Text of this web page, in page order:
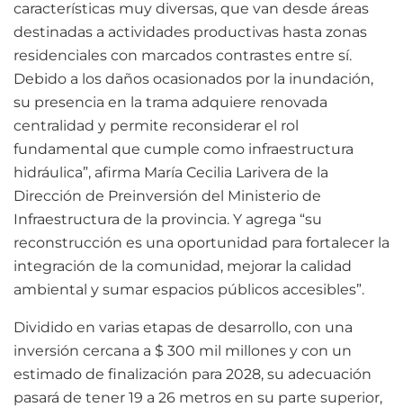
características muy diversas, que van desde áreas
destinadas a actividades productivas hasta zonas
residenciales con marcados contrastes entre sí.
Debido a los daños ocasionados por la inundación,
su presencia en la trama adquiere renovada
centralidad y permite reconsiderar el rol
fundamental que cumple como infraestructura
hidráulica”, afirma María Cecilia Larivera de la
Dirección de Preinversión del Ministerio de
Infraestructura de la provincia. Y agrega “su
reconstrucción es una oportunidad para fortalecer la
integración de la comunidad, mejorar la calidad
ambiental y sumar espacios públicos accesibles”.
Dividido en varias etapas de desarrollo, con una
inversión cercana a $ 300 mil millones y con un
estimado de finalización para 2028, su adecuación
pasará de tener 19 a 26 metros en su parte superior,